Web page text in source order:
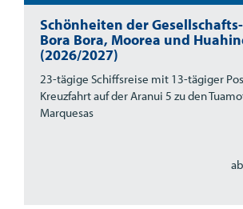
Schönheiten der
Bora Bora, Moorea und
(2026/2027)
23-tägige Schiffsreise mit 13-tägiger
Kreuzfahrt auf der Aranui 5 zu den
Marquesas
ab